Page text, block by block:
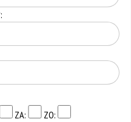
ZA:
ZO: